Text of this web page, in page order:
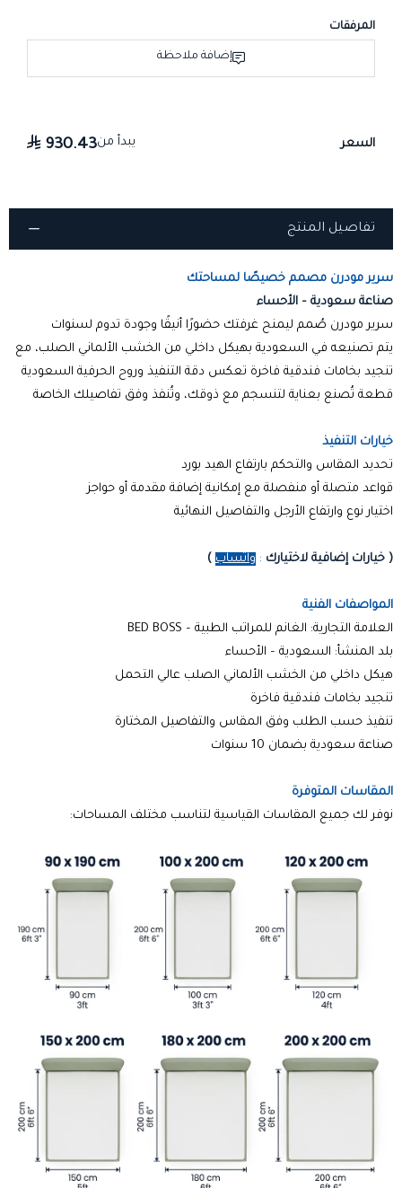
المرفقات
إضافة ملاحظة
السعر يبدأ من930.43
تفاصيل المنتج
سرير مودرن مصمم خصيصًا لمساحتك
صناعة سعودية – الأحساء
سرير مودرن صُمم ليمنح غرفتك حضورًا أنيقًا وجودة تدوم لسنوات
يتم تصنيعه في السعودية بهيكل داخلي من الخشب الألماني الصلب، مع
تنجيد بخامات فندقية فاخرة تعكس دقة التنفيذ وروح الحرفية السعودية
قطعة تُصنع بعناية لتنسجم مع ذوقك، وتُنفذ وفق تفاصيلك الخاصة
خيارات التنفيذ
تحديد المقاس والتحكم بارتفاع الهيد بورد
قواعد متصلة أو منفصلة مع إمكانية إضافة مقدمة أو حواجز
اختيار نوع وارتفاع الأرجل والتفاصيل النهائية
( خيارات إضافية لاختيارك : واتساب )
المواصفات الفنية
العلامة التجارية: الغانم للمراتب الطبية – BED BOSS
بلد المنشأ: السعودية – الأحساء
هيكل داخلي من الخشب الألماني الصلب عالي التحمل
تنجيد بخامات فندقية فاخرة
تنفيذ حسب الطلب وفق المقاس والتفاصيل المختارة
صناعة سعودية بضمان 10 سنوات
المقاسات المتوفرة
نوفر لك جميع المقاسات القياسية لتناسب مختلف المساحات: